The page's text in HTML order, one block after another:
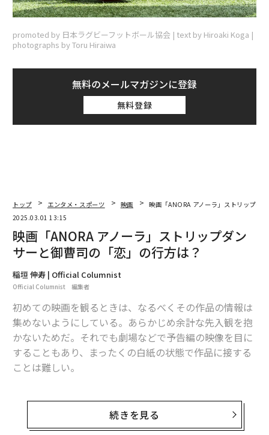
promoted by 日本ラグビーフットボール協会 | text by Hiroaki Koga |
photographs by Toru Hiraiwa
無料のメールマガジンに登録
無料登録
トップ エンタメ・スポーツ 映画
映画「ANORA アノーラ」ストリップダ
2025.03.01 13:15
映画「ANORA アノーラ」ストリップダン
サーと御曹司の「恋」の行方は？
稲垣 伸寿 | Official Columnist
Official Columnist 編集者
初めての映画を観るときは、なるべくその作品の情報は
集めないようにしている。あらかじめ余計な先入観を抱
かないためだ。それでも劇場などで予告編の映像を目に
することもあり、まったくの白紙の状態で作品に接する
ことは難しい。
り、興味を引くために観客をミスリードするような内容
のものも少なくない。実際に見ると、こちらが想像して
続きを見る